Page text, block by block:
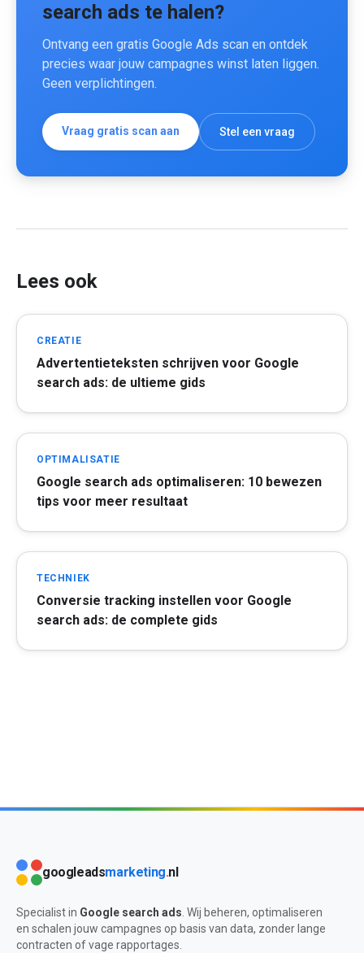
search ads te halen?
Ontvang een gratis Google Ads scan en ontdek
precies waar jouw campagnes winst laten liggen.
Geen verplichtingen.
Vraag gratis scan aan Stel een vraag
Lees ook
CREATIE
Advertentieteksten schrijven voor Google
search ads: de ultieme gids
OPTIMALISATIE
Google search ads optimaliseren: 10 bewezen
tips voor meer resultaat
TECHNIEK
Conversie tracking instellen voor Google
search ads: de complete gids
googleadsmarketing.nl
Specialist in Google search ads. Wij beheren, optimaliseren
en schalen jouw campagnes op basis van data, zonder lange
contracten of vage rapportages.